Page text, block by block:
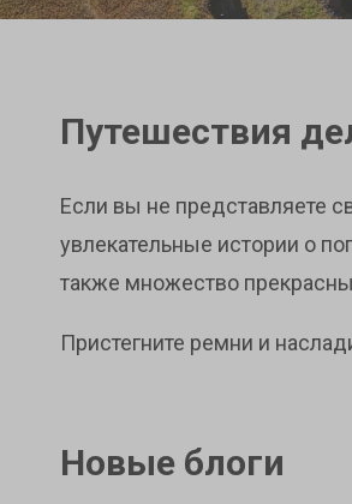
Путешествия
Если вы не представляете
увлекательные истории о
также множество
Пристегните ремни и
Новые блоги